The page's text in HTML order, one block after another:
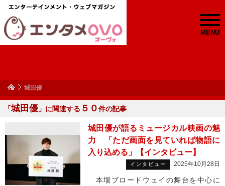
MENU
城田優
「城田優 」に関連する ５０件の記事
城田優が語るミュージカル映画の魅
力 「ただ画面を見ていれば物語に
入り込める」【インタビュー】
インタビュー 2025年10月28日
本場ブロードウェイの舞台を中心に